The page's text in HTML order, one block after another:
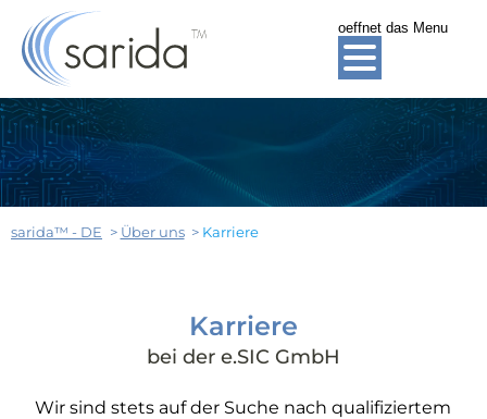
ZUR HAUPTNAVIGATION SPRINGEN
ZUM INHALT SPRINGEN
ZUM FOOTER SPRINGEN oeffnet das Menu
sarida™ - DE Über uns Karriere
Karriere
bei der e.SIC GmbH
Wir sind stets auf der Suche nach qualifiziertem